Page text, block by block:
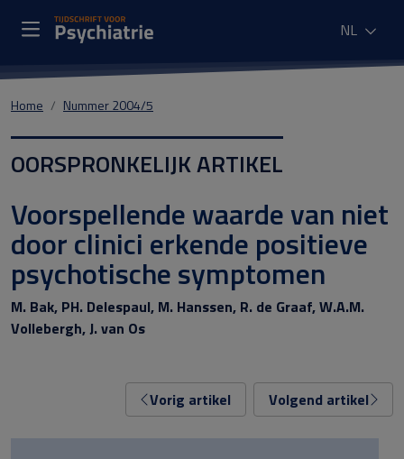
NL
Home Nummer 2004/5
OORSPRONKELIJK ARTIKEL
Voorspellende waarde van niet
door clinici erkende positieve
psychotische symptomen
M. Bak, PH. Delespaul, M. Hanssen, R. de Graaf, W.A.M.
Vollebergh, J. van Os
Vorig artikel Volgend artikel